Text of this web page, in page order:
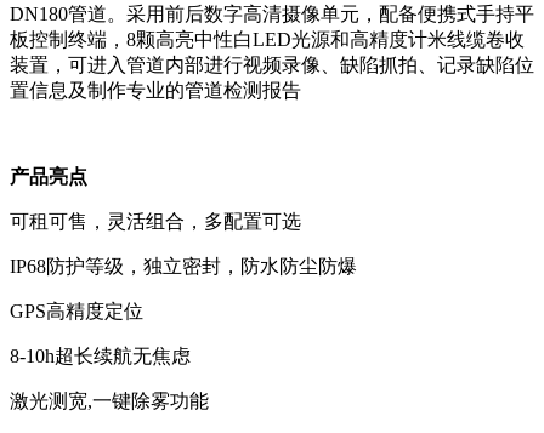
DN180管道。采用前后数字高清摄像单元，配备便携式手持平
板控制终端，8颗高亮中性白LED光源和高精度计米线缆卷收
装置，可进入管道内部进行视频录像、缺陷抓拍、记录缺陷位
置信息及制作专业的管道检测报告
产品亮点
可租可售，灵活组合，多配置可选
IP68防护等级，独立密封，防水防尘防爆
GPS高精度定位
8-10h超长续航无焦虑
激光测宽,一键除雾功能